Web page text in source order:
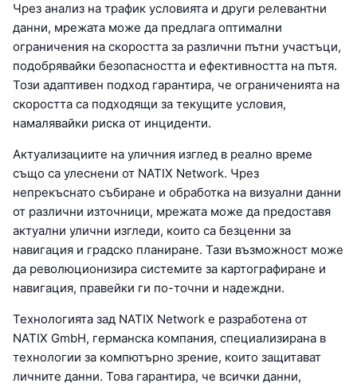
Чрез анализ на трафик условията и други релевантни
данни, мрежата може да предлага оптимални
ограничения на скоростта за различни пътни участъци,
подобрявайки безопасността и ефективността на пътя.
Този адаптивен подход гарантира, че ограниченията на
скоростта са подходящи за текущите условия,
намалявайки риска от инциденти.
Актуализациите на уличния изглед в реално време
също са улеснени от NATIX Network. Чрез
непрекъснато събиране и обработка на визуални данни
от различни източници, мрежата може да предоставя
актуални улични изгледи, които са безценни за
навигация и градско планиране. Тази възможност може
да революционизира системите за картографиране и
навигация, правейки ги по-точни и надеждни.
Технологията зад NATIX Network е разработена от
NATIX GmbH, германска компания, специализирана в
технологии за компютърно зрение, които защитават
личните данни. Това гарантира, че всички данни,